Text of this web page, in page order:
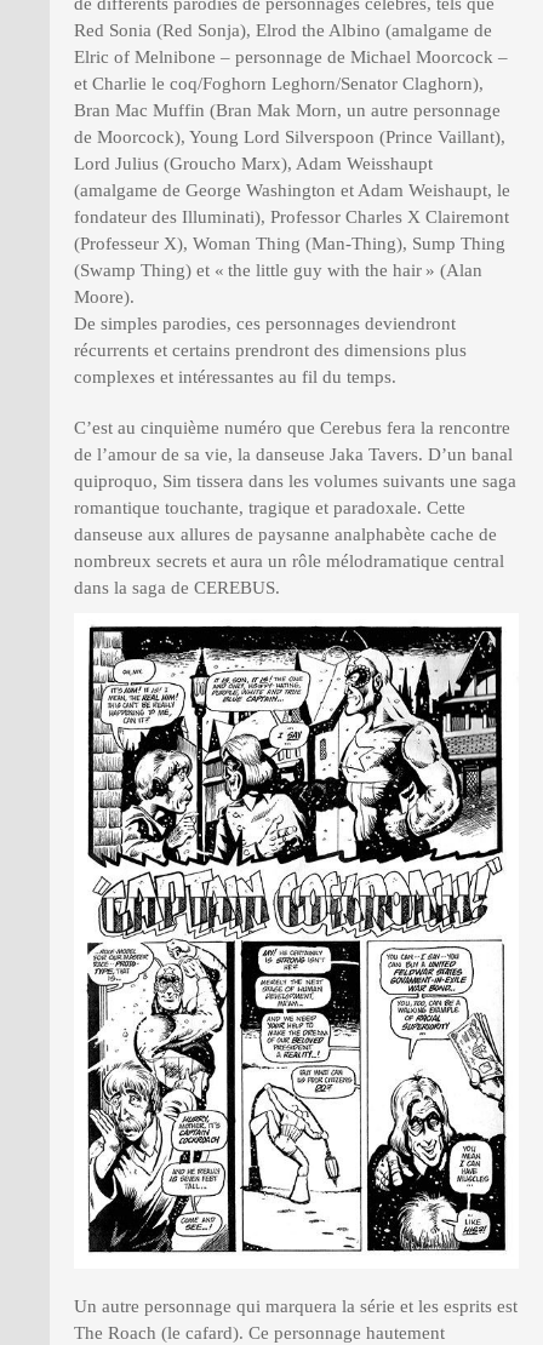
de différents parodies de personnages célèbres, tels que
Red Sonia (Red Sonja), Elrod the Albino (amalgame de
Elric of Melnibone – personnage de Michael Moorcock –
et Charlie le coq/Foghorn Leghorn/Senator Claghorn),
Bran Mac Muffin (Bran Mak Morn, un autre personnage
de Moorcock), Young Lord Silverspoon (Prince Vaillant),
Lord Julius (Groucho Marx), Adam Weisshaupt
(amalgame de George Washington et Adam Weishaupt, le
fondateur des Illuminati), Professor Charles X Clairemont
(Professeur X), Woman Thing (Man-Thing), Sump Thing
(Swamp Thing) et « the little guy with the hair » (Alan
Moore).
De simples parodies, ces personnages deviendront
récurrents et certains prendront des dimensions plus
complexes et intéressantes au fil du temps.
C’est au cinquième numéro que Cerebus fera la rencontre
de l’amour de sa vie, la danseuse Jaka Tavers. D’un banal
quiproquo, Sim tissera dans les volumes suivants une saga
romantique touchante, tragique et paradoxale. Cette
danseuse aux allures de paysanne analphabète cache de
nombreux secrets et aura un rôle mélodramatique central
dans la saga de CEREBUS.
Un autre personnage qui marquera la série et les esprits est
The Roach (le cafard). Ce personnage hautement